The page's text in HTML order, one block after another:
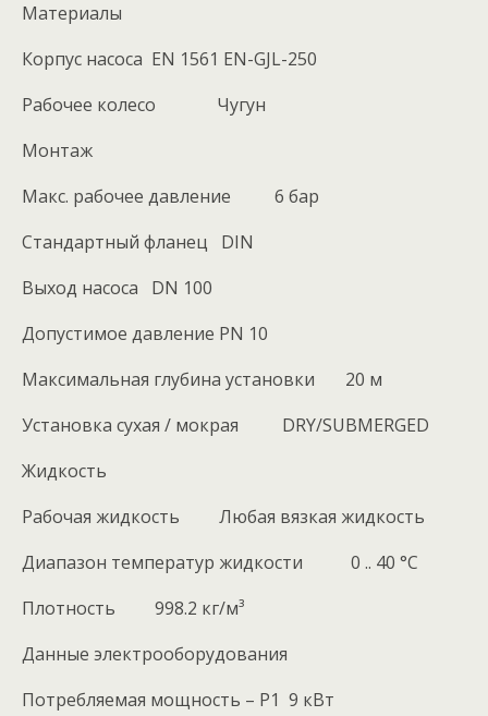
Материалы
Корпус насоса EN 1561 EN-GJL-250
Рабочее колесо Чугун
Монтаж
Макс. рабочее давление 6 бар
Стандартный фланец DIN
Выход насоса DN 100
Допустимое давление PN 10
Максимальная глубина установки 20 м
Установка сухая / мокрая DRY/SUBMERGED
Жидкость
Рабочая жидкость Любая вязкая жидкость
Диапазон температур жидкости 0 .. 40 °C
Плотность 998.2 кг/м³
Данные электрооборудования
Потребляемая мощность – P1 9 кВт